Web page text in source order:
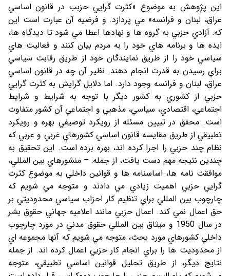
اين پژوهش به موضوع «کثرت گرايي حزبب در قانون اساسي
عراق، لبنان و فرانسه» مي پردازد. و فرضيه آن عبارت است اين
که: آزادي حزبي به گروه ها و نهادها اعطا مي شود تا ديدگاه ها،
ايده ها و برنامه هاي خود را به مردم بيان کنند و فعاليت هاي
سياسي خود را از طريق نمايندگان خود از طريق رقابت سياسي
براي رسيدن به قدرت انجام دهند. نظير آن چه در قانون اساسي
عراق، لبنان و فرانسه وجود دارد. اما دلايل گرايش به کثرت گرايي
حزبي از کشوري به کشور ديگر با توجه به شرايط و شرايط
اجتماعي، اقتصادي، سياسي، مذهبي و اجتماعي آن کشور متفاوت
است. محقق در تبيين مسئله از رويکرد توصيفي بهره و رويکرد
تطبيقي از طريق مقايسه قانون اساسي کشورهاي غربي و عربي که
نظام چند حزبي را اجرا کرده اند، بهره برده است. اين تحقيق به
چندين نتيجه مهم دست يافت، از جمله: – منشورهاي بين المللي،
موافقت نامه ها، اساسنامه ها و قوانين داخلي به موضوع کثرت
گرايي حزبي اهميت زيادي مي دادند و متوجه مي شويم که
چارچوب بين المللي براي تنظيم کار احزاب سياسي محدوديتي بر
حق اعمال نمي کند. اعمال حزبي مانند اعلاميه جهاني حقوق بشر
در سال 1950 و ميثاق بين المللي حقوق مدني در مورد چارچوب
داخلي کشورهاي مورد بحث، متوجه مي شويم که آنها مجموعه اي
از محدوديت ها را براي انجام کار حزبي اعمال کرده اند. از جمله
نتايج ديگر، از طريق تحليل قوانين اساسي تطبيقي، متوجه